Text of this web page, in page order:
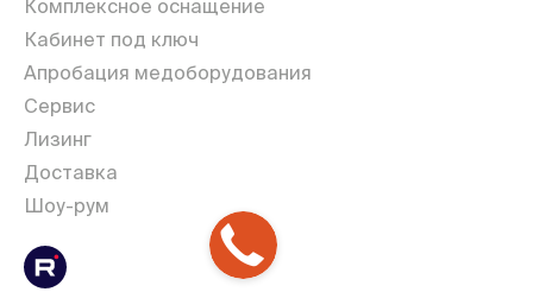
Комплексное оснащение
Кабинет под ключ
Апробация медоборудования
Сервис
Лизинг
Доставка
Шоу-рум